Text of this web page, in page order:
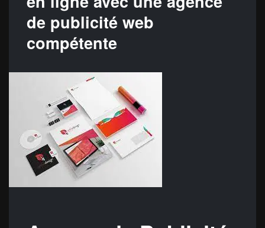
de publicité web
compétente